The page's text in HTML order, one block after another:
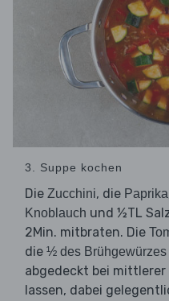
3. Suppe kochen
Die Zucchini, die Paprika
Knoblauch und ½TL
2Min. mitbraten. Die
die ½ des Brühgewürzes
abgedeckt bei mittlerer
lassen, dabei